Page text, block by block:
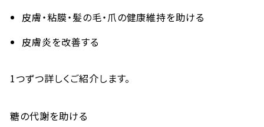
皮膚・粘膜・髪の毛・爪の健康維持を助ける
皮膚炎を改善する
1つずつ詳しくご紹介します。
糖の代謝を助ける